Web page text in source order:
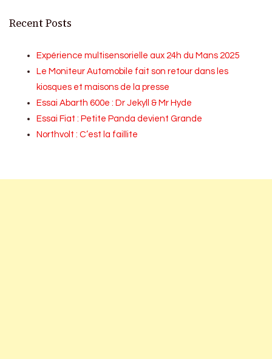
Recent Posts
Expérience multisensorielle aux 24h du Mans 2025
Le Moniteur Automobile fait son retour dans les
kiosques et maisons de la presse
Essai Abarth 600e : Dr Jekyll & Mr Hyde
Essai Fiat : Petite Panda devient Grande
Northvolt : C’est la faillite